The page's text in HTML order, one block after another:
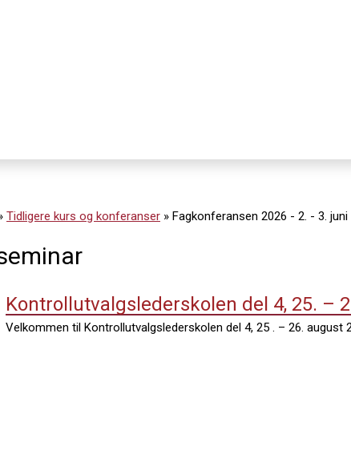
Tidligere kurs og konferanser » Fagkonferansen 2026 - 2. - 3. juni
Kontrollutvalgslederskolen del 4, 25. –
Velkommen til Kontrollutvalgslederskolen del 4, 25 . – 26. august